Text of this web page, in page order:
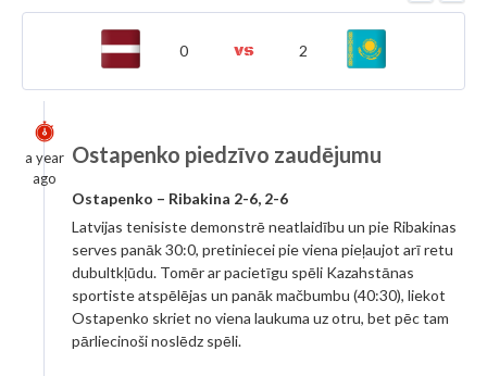
0 2
a year
ago
Ostapenko piedzīvo zaudējumu
Ostapenko – Ribakina 2-6, 2-6
Latvijas tenisiste demonstrē neatlaidību un pie Ribakinas
serves panāk 30:0, pretiniecei pie viena pieļaujot arī retu
dubultkļūdu. Tomēr ar pacietīgu spēli Kazahstānas
sportiste atspēlējas un panāk mačbumbu (40:30), liekot
Ostapenko skriet no viena laukuma uz otru, bet pēc tam
pārliecinoši noslēdz spēli.